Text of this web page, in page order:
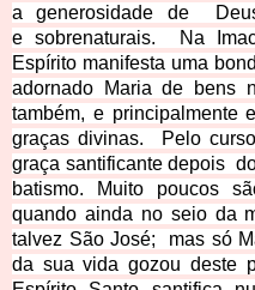
a generosidade de
e sobrenaturais.
Na
Espírito manifesta uma
adornado Maria de bens
também, e principalmente
graças divinas.
Pelo
graça santificante depois
batismo. Muito poucos
quando ainda no seio da
talvez São José;
mas só
da sua vida gozou deste